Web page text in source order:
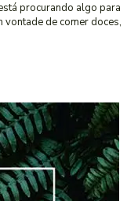
procurando algo para
vontade de comer doces,